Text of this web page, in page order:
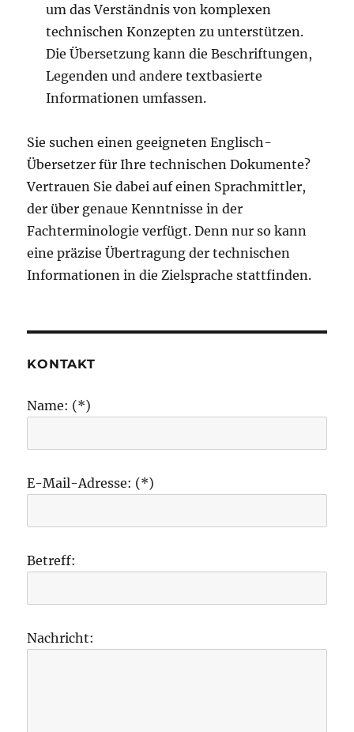
um das Verständnis von komplexen
technischen Konzepten zu unterstützen.
Die Übersetzung kann die Beschriftungen,
Legenden und andere textbasierte
Informationen umfassen.
Sie suchen einen geeigneten Englisch-
Übersetzer für Ihre technischen Dokumente?
Vertrauen Sie dabei auf einen Sprachmittler,
der über genaue Kenntnisse in der
Fachterminologie verfügt. Denn nur so kann
eine präzise Übertragung der technischen
Informationen in die Zielsprache stattfinden.
KONTAKT
Name: (*)
E-Mail-Adresse: (*)
Betreff:
Nachricht: